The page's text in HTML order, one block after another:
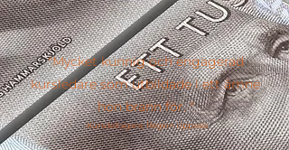
"Mycket kunnig och engagerad
kursledare som utbildade i ett ämne
hon brann för. "
-Kursdeltagare, Region Uppsala